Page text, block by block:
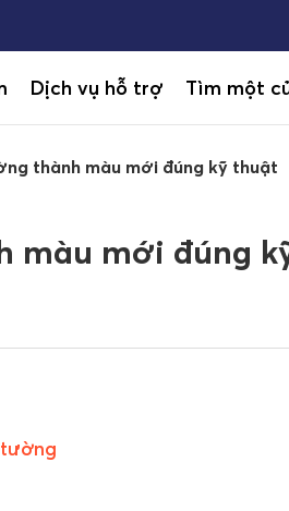
Dịch vụ hỗ trợ Tìm một
thành màu mới đúng kỹ thuật
màu mới đúng